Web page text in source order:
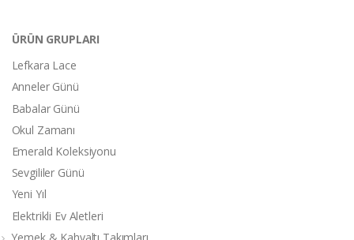
ÜRÜN GRUPLARI
Lefkara Lace
Anneler Günü
Babalar Günü
Okul Zamanı
Emerald Koleksiyonu
Sevgililer Günü
Yeni Yıl
Elektrikli Ev Aletleri